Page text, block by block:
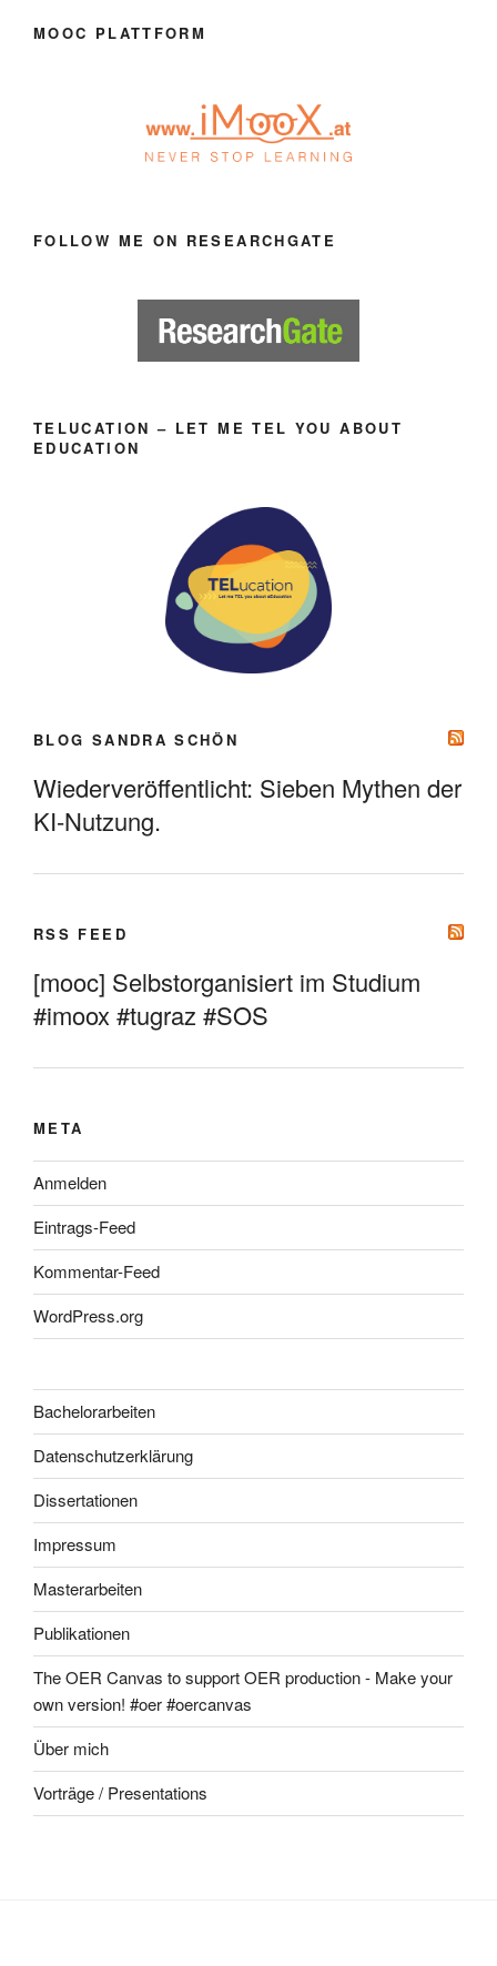
MOOC PLATTFORM
FOLLOW ME ON RESEARCHGATE
TELUCATION – LET ME TEL YOU ABOUT
EDUCATION
BLOG SANDRA SCHÖN
Wiederveröffentlicht: Sieben Mythen der
KI-Nutzung.
RSS FEED
[mooc] Selbstorganisiert im Studium
#imoox #tugraz #SOS
META
Anmelden
Eintrags-Feed
Kommentar-Feed
WordPress.org
Bachelorarbeiten
Datenschutzerklärung
Dissertationen
Impressum
Masterarbeiten
Publikationen
The OER Canvas to support OER production - Make your
own version! #oer #oercanvas
Über mich
Vorträge / Presentations